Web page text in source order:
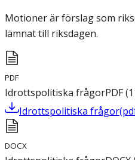
Motioner är förslag som
lämnat till riksdagen.
PDF
Idrottspolitiska frågorPDF(
Idrottspolitiska frågor(
DOCX